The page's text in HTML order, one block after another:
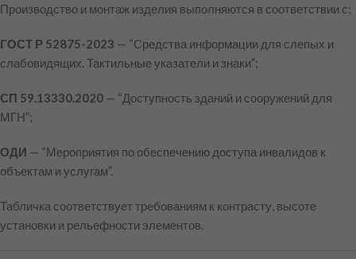
Производство и монтаж изделия выполняются в соответствии с:
ГОСТ Р 52875-2023 — “Средства информации для слепых и
слабовидящих. Тактильные указатели и знаки”;
СП 59.13330.2020 — “Доступность зданий и сооружений для
МГН”;
ОДИ — “Мероприятия по обеспечению доступа инвалидов к
объектам и услугам”.
Табличка соответствует требованиям к контрасту, высоте
установки и рельефности элементов.